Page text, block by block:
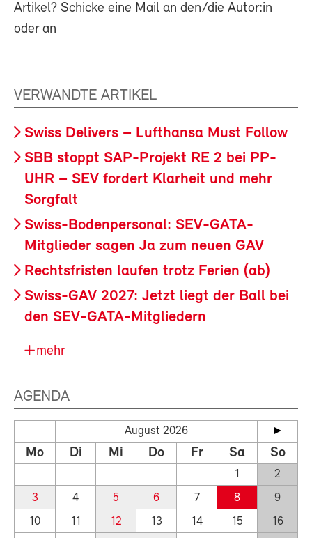
Artikel? Schicke eine Mail an den/die Autor:in
oder an
VERWANDTE ARTIKEL
Swiss Delivers – Lufthansa Must Follow
SBB stoppt SAP-Projekt RE 2 bei PP-
UHR – SEV fordert Klarheit und mehr
Sorgfalt
Swiss-Bodenpersonal: SEV-GATA-
Mitglieder sagen Ja zum neuen GAV
Rechtsfristen laufen trotz Ferien (ab)
Swiss-GAV 2027: Jetzt liegt der Ball bei
den SEV-GATA-Mitgliedern
mehr
AGENDA
August 2026
Mo Di Mi Do Fr Sa So
1
2
3
4 5 6 7 8
9
10
11 12 13 14 15
16